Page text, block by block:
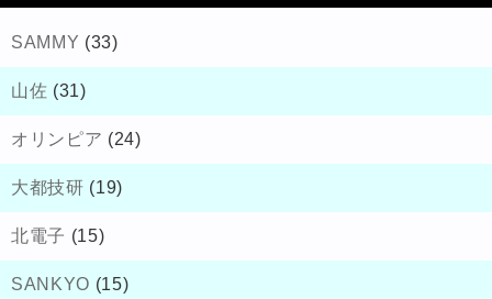
SAMMY (33)
山佐 (31)
オリンピア (24)
大都技研 (19)
北電子 (15)
SANKYO (15)